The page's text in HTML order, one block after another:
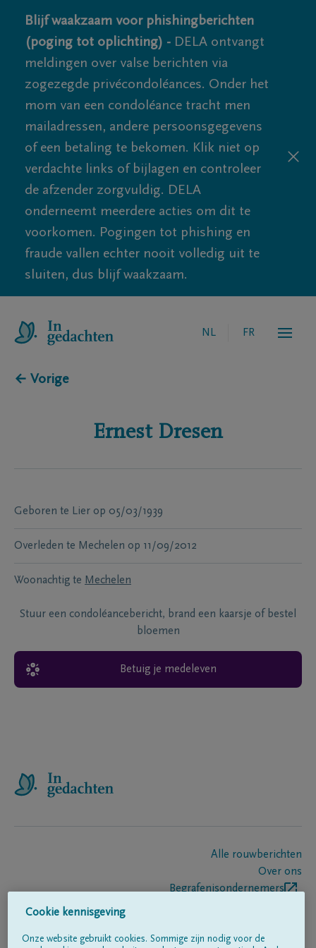
Blijf waakzaam voor phishingberichten
(poging tot oplichting) - DELA ontvangt
meldingen over valse berichten via
zogezegde privécondoléances. Onder het
mom van een condoléance tracht men
mailadressen, andere persoonsgegevens
of een betaling te bekomen. Klik niet op
verdachte links of bijlagen en controleer
de afzender zorgvuldig. DELA
onderneemt meerdere acties om dit te
voorkomen. Pogingen tot phishing en
fraude vallen echter nooit volledig uit te
sluiten, dus blijf waakzaam.
NL FR
← Vorige
Ernest Dresen
Geboren te Lier op 05/03/1939
Overleden te Mechelen op 11/09/2012
Woonachtig te Mechelen
Stuur een condoléancebericht, brand een kaarsje of bestel
bloemen
Betuig je medeleven
Alle rouwberichten
Over ons
Begrafenisondernemers
Cookie kennisgeving
Onze website gebruikt cookies. Sommige zijn nodig voor de